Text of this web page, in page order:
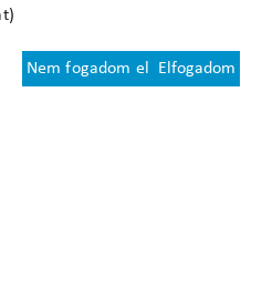
Nem fogadom el Elfogadom
feltételek